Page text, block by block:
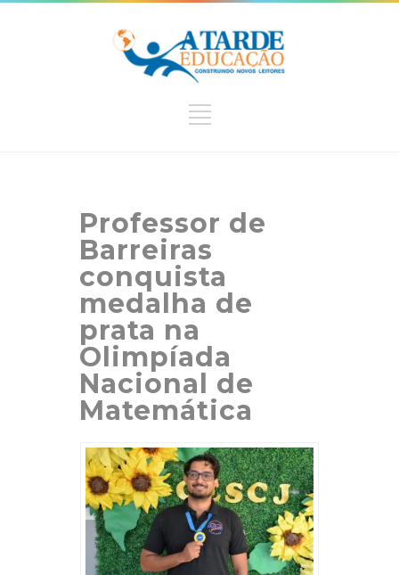
Professor de
Barreiras
conquista
medalha de
prata na
Olimpíada
Nacional de
Matemática